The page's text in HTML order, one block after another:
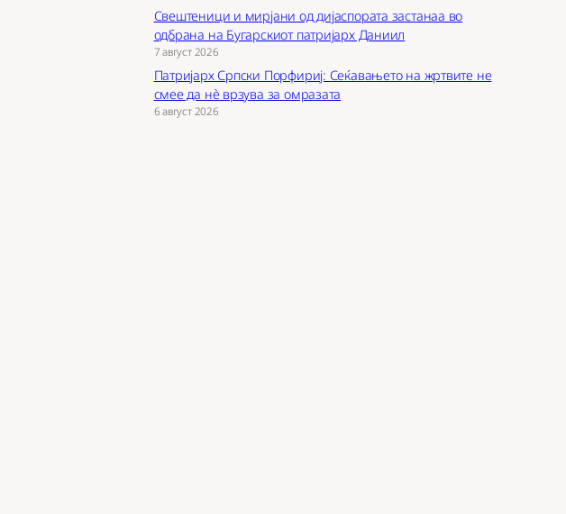
Свештеници и мирјани од дијаспората застанаа во
одбрана на Бугарскиот патријарх Даниил
7 август 2026
Патријарх Српски Порфириј: Сеќавањето на жртвите не
смее да нѐ врзува за омразата
6 август 2026